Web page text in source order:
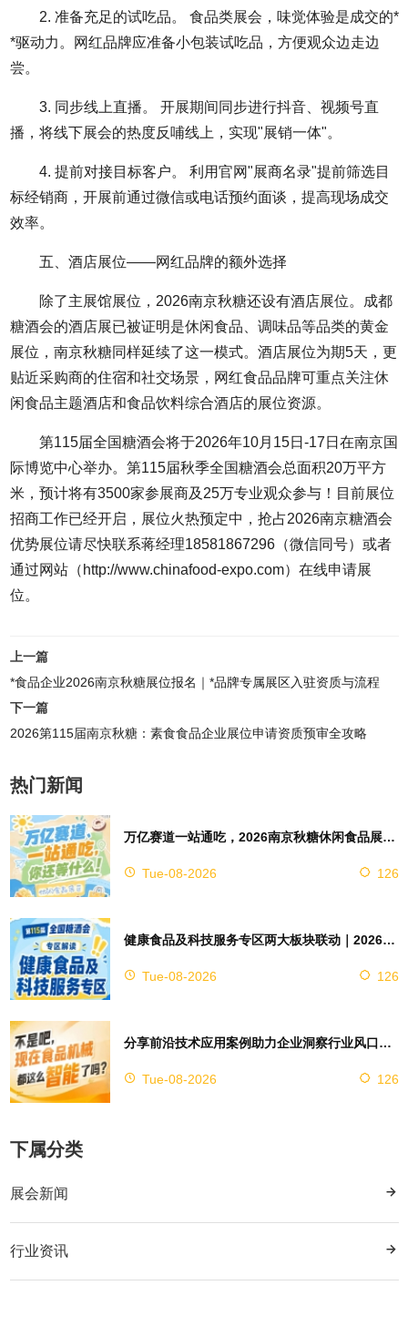
2. 准备充足的试吃品。 食品类展会，味觉体验是成交的*
*驱动力。网红品牌应准备小包装试吃品，方便观众边走边
尝。
3. 同步线上直播。 开展期间同步进行抖音、视频号直
播，将线下展会的热度反哺线上，实现"展销一体"。
4. 提前对接目标客户。 利用官网"展商名录"提前筛选目
标经销商，开展前通过微信或电话预约面谈，提高现场成交
效率。
五、酒店展位——网红品牌的额外选择
除了主展馆展位，2026南京秋糖还设有酒店展位。成都
糖酒会的酒店展已被证明是休闲食品、调味品等品类的黄金
展位，南京秋糖同样延续了这一模式。酒店展位为期5天，更
贴近采购商的住宿和社交场景，网红食品品牌可重点关注休
闲食品主题酒店和食品饮料综合酒店的展位资源。
第115届全国糖酒会将于2026年10月15日-17日在南京国
际博览中心举办。第115届秋季全国糖酒会总面积20万平方
米，预计将有3500家参展商及25万专业观众参与！目前展位
招商工作已经开启，展位火热预定中，抢占2026南京糖酒会
优势展位请尽快联系蒋经理18581867296（微信同号）或者
通过网站（http://www.chinafood-expo.com）在线申请展
位。
上一篇
*食品企业2026南京秋糖展位报名｜*品牌专属展区入驻资质与流程
下一篇
2026第115届南京秋糖：素食食品企业展位申请资质预审全攻略
热门新闻
万亿赛道一站通吃，2026南京秋糖休闲食品展区4万㎡超大展馆等你来占位
Tue-08-2026 126
健康食品及科技服务专区两大板块联动｜2026南京秋糖实现双向赋能助力企业对接技术资源
Tue-08-2026 126
分享前沿技术应用案例助力企业洞察行业风口，2026南京秋糖9号馆赋能创新
Tue-08-2026 126
下属分类
展会新闻
行业资讯